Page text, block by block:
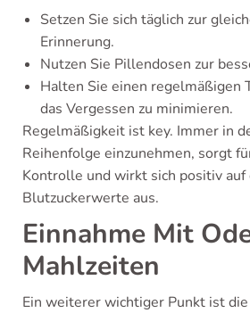
Setzen Sie sich täglich zur
Erinnerung.
Nutzen Sie Pillendosen zur
Halten Sie einen regelmäßigen
das Vergessen zu minimieren.
Regelmäßigkeit ist key. Immer in
Reihenfolge einzunehmen, sorgt
Kontrolle und wirkt sich positiv auf
Blutzuckerwerte aus.
Einnahme Mit
Mahlzeiten
Ein weiterer wichtiger Punkt ist die